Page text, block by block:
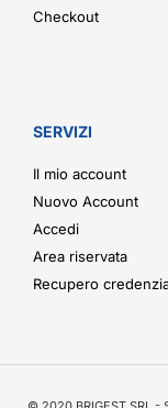
Checkout
SERVIZI
Il mio account
Nuovo Account
Accedi
Area riservata
Recupero